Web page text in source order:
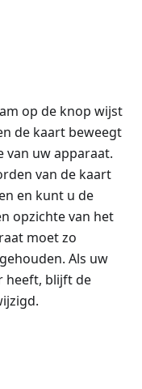
op de knop wijst
de kaart beweegt
van uw apparaat.
van de kaart
en kunt u de
opzichte van het
moet zo
Als uw
heeft, blijft de